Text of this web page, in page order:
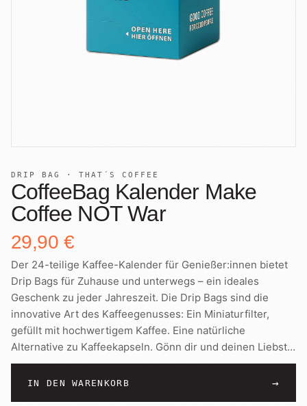
Lohnabfüllung für Röster
Fonte Blends
Alle Produkte
Kaffeetest
10 Kurse
DRIP BAG · THAT´S COFFEE
CoffeeBag Kalender Make
Coffee NOT War
29,90 €
Der 24-teilige Kaffee-Kalender für Genießer:innen bietet
Drip Bags für Zuhause und unterwegs – ein ideales
Geschenk zu jeder Jahreszeit. Die Drip Bags sind die
innovative Art des Kaffeegenusses: Ein Miniaturfilter,
gefüllt mit hochwertigem Kaffee. Eine natürliche
Alternative zu Kaffeekapseln. Gönn dir und deinen Liebst…
IN DEN WARENKORB →